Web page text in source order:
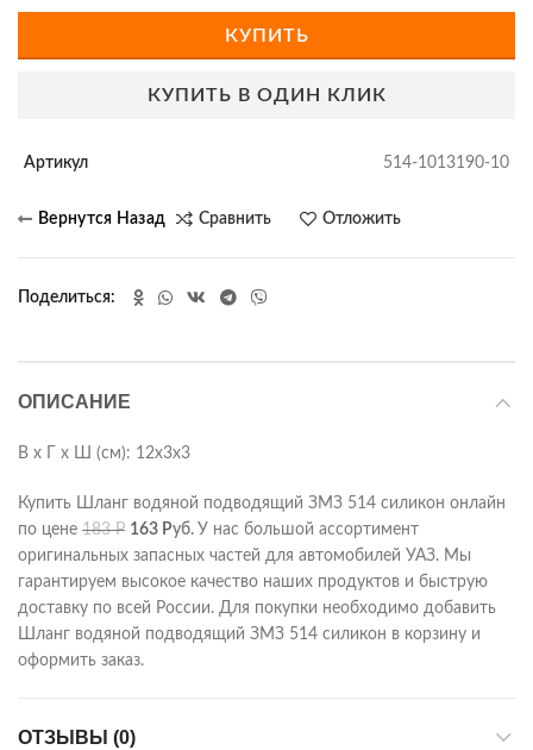
КУПИТЬ
КУПИТЬ В ОДИН КЛИК
Артикул 514-1013190-10
Сравнить Отложить
Поделиться
ОПИСАНИЕ
В х Г х Ш (см): 12х3х3
Купить Шланг водяной подводящий ЗМЗ 514 силикон онлайн
по цене 183Р 163 Руб. У нас большой ассортимент
оригинальных запасных частей для автомобилей УАЗ. Мы
гарантируем высокое качество наших продуктов и быструю
доставку по всей России. Для покупки необходимо добавить
Шланг водяной подводящий ЗМЗ 514 силикон в корзину и
оформить заказ.
ОТЗЫВЫ (0)